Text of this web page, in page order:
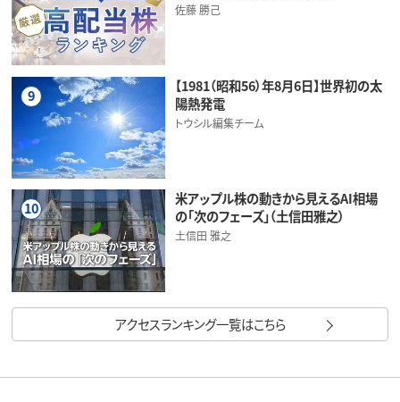
佐藤 勝己
9
【1981（昭和56）年8月6日】世界初の太
陽熱発電
トウシル編集チーム
10
米アップル株の動きから見えるAI相場
の「次のフェーズ」（土信田雅之）
土信田 雅之
アクセスランキング一覧はこちら